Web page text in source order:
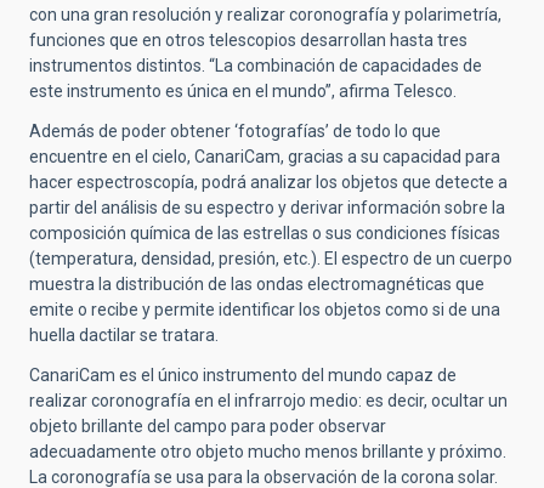
con una gran resolución y realizar coronografía y polarimetría,
funciones que en otros telescopios desarrollan hasta tres
instrumentos distintos. “La combinación de capacidades de
este instrumento es única en el mundo”, afirma Telesco.
Además de poder obtener ‘fotografías’ de todo lo que
encuentre en el cielo, CanariCam, gracias a su capacidad para
hacer espectroscopía, podrá analizar los objetos que detecte a
partir del análisis de su espectro y derivar información sobre la
composición química de las estrellas o sus condiciones físicas
(temperatura, densidad, presión, etc.). El espectro de un cuerpo
muestra la distribución de las ondas electromagnéticas que
emite o recibe y permite identificar los objetos como si de una
huella dactilar se tratara.
CanariCam es el único instrumento del mundo capaz de
realizar coronografía en el infrarrojo medio: es decir, ocultar un
objeto brillante del campo para poder observar
adecuadamente otro objeto mucho menos brillante y próximo.
La coronografía se usa para la observación de la corona solar.